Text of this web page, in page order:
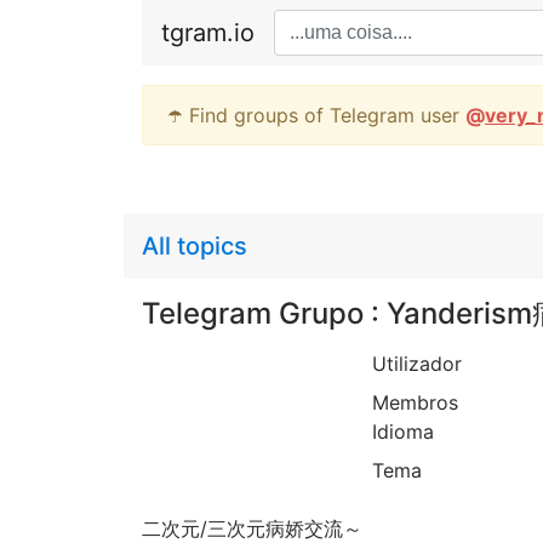
tgram.io
☂️ Find groups of Telegram user @
All topics
Telegram Grupo : Yanderism
Utilizador
Membros
Idioma
Tema
二次元/三次元病娇交流～